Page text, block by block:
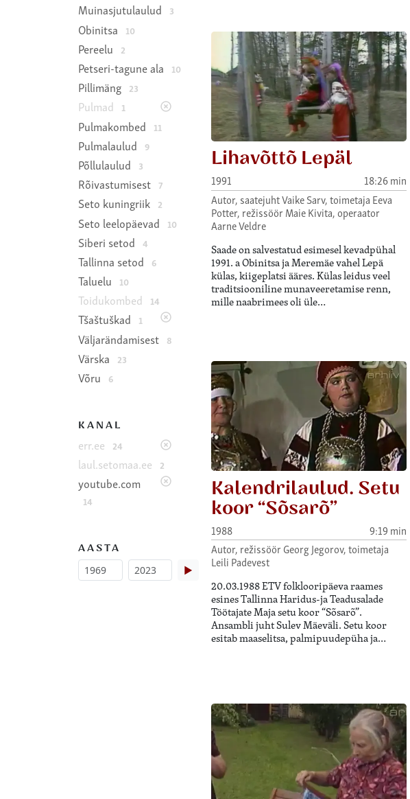
Muinasjutulaulud 3
Obinitsa 10
Pereelu 2
Petseri-tagune ala 10
Pillimäng 23
Pulmad 1
Pulmakombed 11
Pulmalaulud 9
Põllulaulud 3
Rõivastumisest 7
Seto kuningriik 2
Seto leelopäevad 10
Siberi setod 4
Tallinna setod 6
Taluelu 10
Toidukombed 14
Tšaštuškad 1
Väljarändamisest 8
Värska 23
Võru 6
KANAL
err.ee 24
laul.setomaa.ee 2
youtube.com
14
AASTA
▶
Lihavõttõ Lepäl
1991
18:26 min
Autor, saatejuht Vaike Sarv, toimetaja Eeva
Potter, režissöör Maie Kivita, operaator
Aarne Veldre
Saade on salvestatud esimesel kevadpühal
1991. a Obinitsa ja Meremäe vahel Lepä
külas, kiigeplatsi ääres. Külas leidus veel
traditsiooniline munaveeretamise renn,
mille naabrimees oli üle…
Kalendrilaulud. Setu
koor “Sõsarõ”
1988
9:19 min
Autor, režissöör Georg Jegorov, toimetaja
Leili Padevest
20.03.1988 ETV folklooripäeva raames
esines Tallinna Haridus-ja Teadusalade
Töötajate Maja setu koor “Sõsarõ”.
Ansambli juht Sulev Mäeväli. Setu koor
esitab maaselitsa, palmipuudepüha ja…